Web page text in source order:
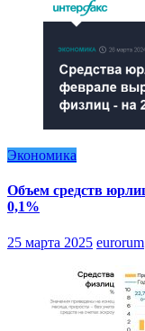
Экономика
Объем средств
0,1%
25 марта 2025 eurorum